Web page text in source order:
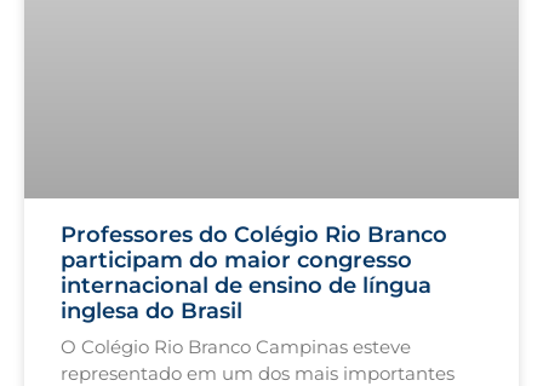
Professores do Colégio Rio Branco
participam do maior congresso
internacional de ensino de língua
inglesa do Brasil
O Colégio Rio Branco Campinas esteve
representado em um dos mais importantes